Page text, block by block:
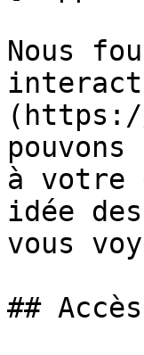
Nous
à votre
idée
vous
##